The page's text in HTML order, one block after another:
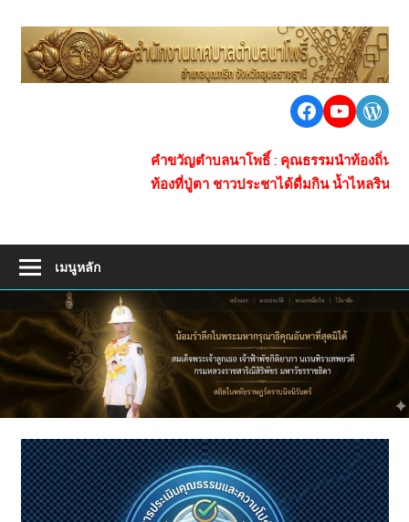
content
ยา
เสพ
ติด
การ
คมนาคม
สะดวก
เศรษฐกิจ
คุณภาพ
ชีวิต
Facebook
https://
คำขวัญตำบลนาโพธิ์ : คุณธรรมนำท้องถิ่น ของกิน
ท้องที่ปู่ตา ชาวประชาได้ดื่มกิน น้ำไหลรินสร้างซับ
เมนูหลัก